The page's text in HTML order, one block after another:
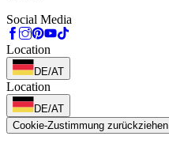
Social Media
Location
DE/AT
Location
DE/AT
Cookie-Zustimmung zurückziehen